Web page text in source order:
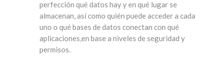
perfección qué datos hay y en qué lugar se
almacenan, así como quién puede acceder a cada
uno o qué bases de datos conectan con qué
aplicaciones,en base a niveles de seguridad y
permisos.